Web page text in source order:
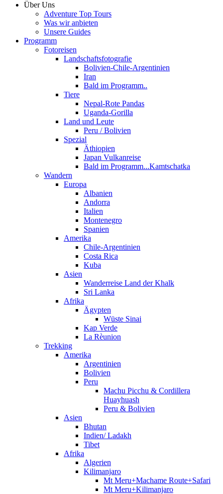
Über Uns
Adventure Top Tours
Was wir anbieten
Unsere Guides
Programm
Fotoreisen
Landschaftsfotografie
Bolivien-Chile-Argentinien
Iran
Bald im Programm..
Tiere
Nepal-Rote Pandas
Uganda-Gorilla
Land und Leute
Peru / Bolivien
Spezial
Äthiopien
Japan Vulkanreise
Bald im Programm...Kamtschatka
Wandern
Europa
Albanien
Andorra
Italien
Montenegro
Spanien
Amerika
Chile-Argentinien
Costa Rica
Kuba
Asien
Wanderreise Land der Khalk
Sri Lanka
Afrika
Ägypten
Wüste Sinai
Kap Verde
La Rèunion
Trekking
Amerika
Argentinien
Bolivien
Peru
Machu Picchu & Cordillera
Huayhuash
Peru & Bolivien
Asien
Bhutan
Indien/ Ladakh
Tibet
Afrika
Algerien
Kilimanjaro
Mt Meru+Machame Route+Safari
Mt Meru+Kilimanjaro